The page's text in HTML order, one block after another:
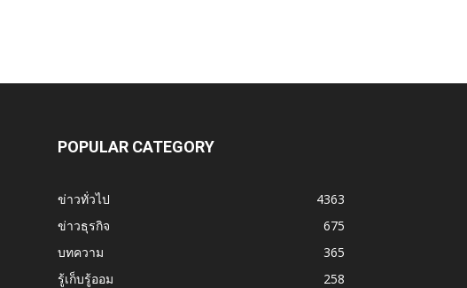
POPULAR CATEGORY
ข่าวทั่วไป
4363
ข่าวธุรกิจ
675
บทความ
365
รู้เก็บรู้ออม
258